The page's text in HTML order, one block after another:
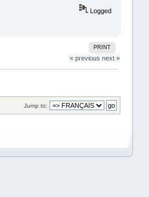
Logged
PRINT
« previous next »
Jump to: